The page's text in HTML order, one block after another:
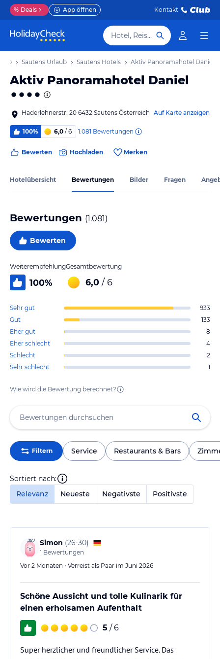
% Deals App öffnen Kontakt
Hotel, Reiseziel
Sautens Urlaub Sautens Hotels Aktiv Panoramahotel Daniel
Aktiv Panoramahotel Daniel
Haderlehnerstr. 20 6432 Sautens Österreich Auf Karte anzeigen
100% 6,0 / 6 1.081 Bewertungen
Bewerten Hochladen Merken
Hotelübersicht Bewertungen Bilder Fragen
Bewertungen (1.081)
Bewerten
Weiterempfehlung
100%
Gesamtbewertung
6,0 / 6
Sehr gut
933
Gut
133
Eher gut
8
Eher schlecht
4
Schlecht
2
Sehr schlecht
1
Wie wird die Bewertung berechnet?
Filtern Service Restaurants & Bars
Sortiert nach:
Relevanz
Neueste Negativste Positivste
Simon (26-30)
1 Bewertungen
Vor 2 Monaten • Verreist als Paar im Juni 2026
Schöne Aussicht und tolle Kulinarik für
einen erholsamen Aufenthalt
5 / 6
Super herzlicher und freundlicher Service. Das